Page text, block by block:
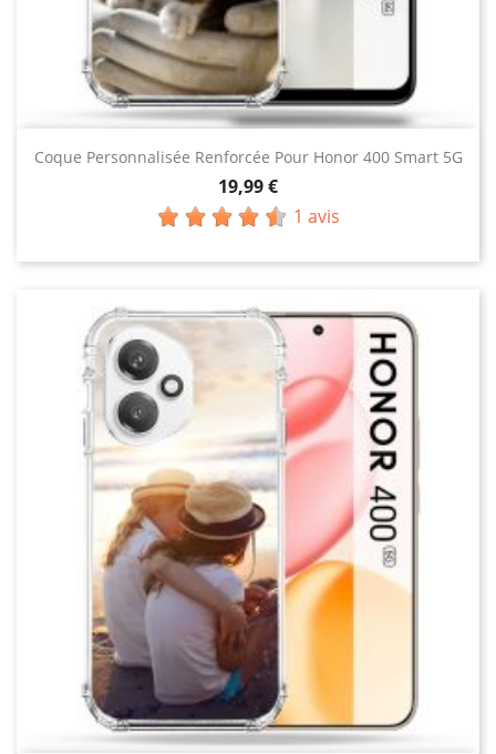
Coque Personnalisée Renforcée Pour Honor 400 Smart 5G
Prix
19,99 €
1 avis